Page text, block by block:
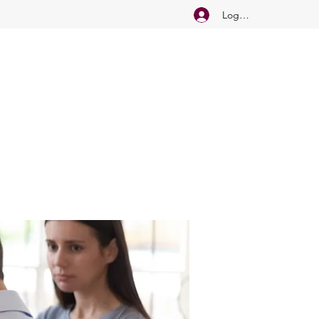
Logg inn